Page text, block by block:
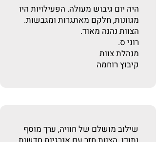
היה יום גיבוש מעולה. הפעילויות היו
מגוונות, חלקם מאתגרות ומגבשות.
הצוות נהנה מאוד.
רוני ס.
מנהלת צוות
קיבוץ רוחמה
שילוב מושלם של חוויה, ערך מוסף